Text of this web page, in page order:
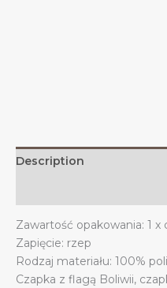
daszkiem
trucker
quantity
Description
Zawartość opakowania: 1
Zapięcie: rzep
Rodzaj materiału: 100%
Czapka z flagą Boliwii,